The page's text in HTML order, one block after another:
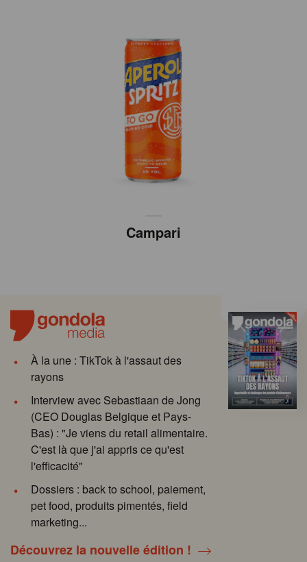
Campari
À la une : TikTok à l'assaut des
rayons
Interview avec Sebastiaan de Jong
(CEO Douglas Belgique et Pays-
Bas) : "Je viens du retail alimentaire.
C'est là que j'ai appris ce qu'est
l'efficacité"
Dossiers : back to school, paiement,
pet food, produits pimentés, field
marketing...
Découvrez la nouvelle édition !